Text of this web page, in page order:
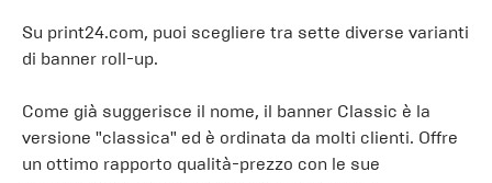
Su print24.com, puoi scegliere tra sette diverse varianti
di banner roll-up.
Come già suggerisce il nome, il banner Classic è la
versione "classica" ed è ordinata da molti clienti. Offre
un ottimo rapporto qualità-prezzo con le sue